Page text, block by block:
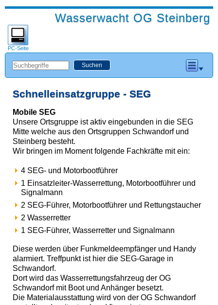
Wasserwacht OG Steinberg
PC-Seite
Schnelleinsatzgruppe - SEG
Mobile SEG
Unsere Ortsgruppe ist aktiv eingebunden in die SEG
Mitte welche aus den Ortsgruppen Schwandorf und
Steinberg besteht.
Wir bringen im Moment folgende Fachkräfte mit ein:
4 SEG- und Motorbootführer
1 Einsatzleiter-Wasserrettung, Motorbootführer und
Signalmann
2 SEG-Führer, Motorbootführer und Rettungstaucher
2 Wasserretter
1 SEG-Führer, Wasserretter und Signalmann
Diese werden über Funkmeldeempfänger und Handy
alarmiert. Treffpunkt ist hier die SEG-Garage in
Schwandorf.
Dort wird das Wasserrettungsfahrzeug der OG
Schwandorf mit Boot und Anhänger besetzt.
Die Materialausstattung wird von der OG Schwandorf